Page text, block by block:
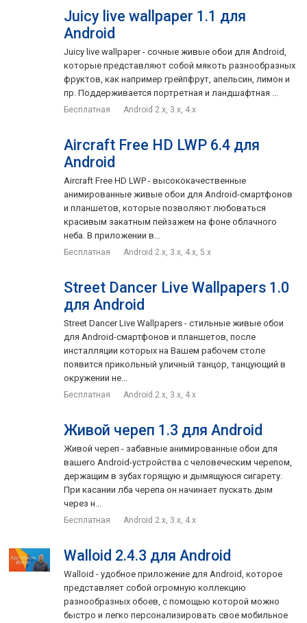
Juicy live wallpaper 1.1 для
Android
Juicy live wallpaper - сочные живые обои для Android,
которые представляют собой мякоть разнообразных
фруктов, как например грейпфрут, апельсин, лимон и
пр. Поддерживается портретная и ландшафтная ...
Бесплатная Android 2.x, 3.x, 4.x
Aircraft Free HD LWP 6.4 для
Android
Aircraft Free HD LWP - высококачественные
анимированные живые обои для Android-смартфонов
и планшетов, которые позволяют любоваться
красивым закатным пейзажем на фоне облачного
неба. В приложении в...
Бесплатная Android 2.x, 3.x, 4.x, 5.x
Street Dancer Live Wallpapers 1.0
для Android
Street Dancer Live Wallpapers - стильные живые обои
для Android-смартфонов и планшетов, после
инсталляции которых на Вашем рабочем столе
появится прикольный уличный танцор, танцующий в
окружении не...
Бесплатная Android 2.x, 3.x, 4.x
Живой череп 1.3 для Android
Живой череп - забавные анимированные обои для
вашего Android-устройства с человеческим черепом,
держащим в зубах горящую и дымящуюся сигарету.
При касании лба черепа он начинает пускать дым
через н...
Бесплатная Android 2.x, 3.x, 4.x
Walloid 2.4.3 для Android
Walloid - удобное приложение для Android, которое
представляет собой огромную коллекцию
разнообразных обоев, с помощью которой можно
быстро и легко персонализировать свое мобильное